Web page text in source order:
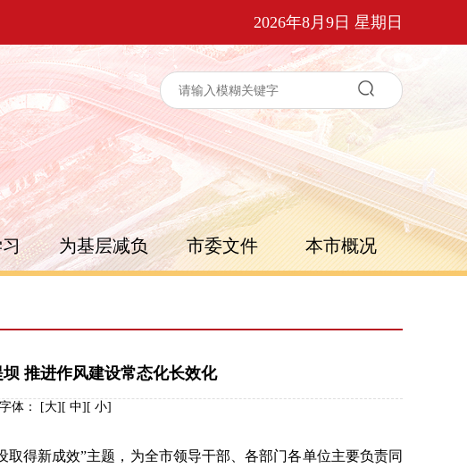
2026年8月9日 星期日
为基层减负 市委文件 本市概况
推进作风建设常态化长效化
字体： [大][ 中][ 小]
得新成效”主题，为全市领导干部、各部门各单位主要负责同